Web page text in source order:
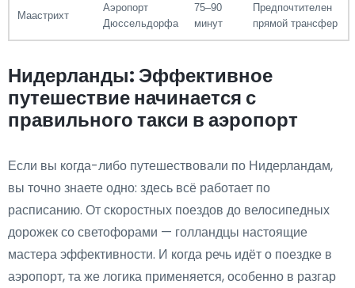
Маастрихт
Аэропорт
Дюссельдорфа
75–90
минут
Предпочтителен
прямой трансфер
Нидерланды: Эффективное
путешествие начинается с
правильного такси в аэропорт
Если вы когда-либо путешествовали по Нидерландам,
вы точно знаете одно: здесь всё работает по
расписанию. От скоростных поездов до велосипедных
дорожек со светофорами — голландцы настоящие
мастера эффективности. И когда речь идёт о поездке в
аэропорт, та же логика применяется, особенно в разгар